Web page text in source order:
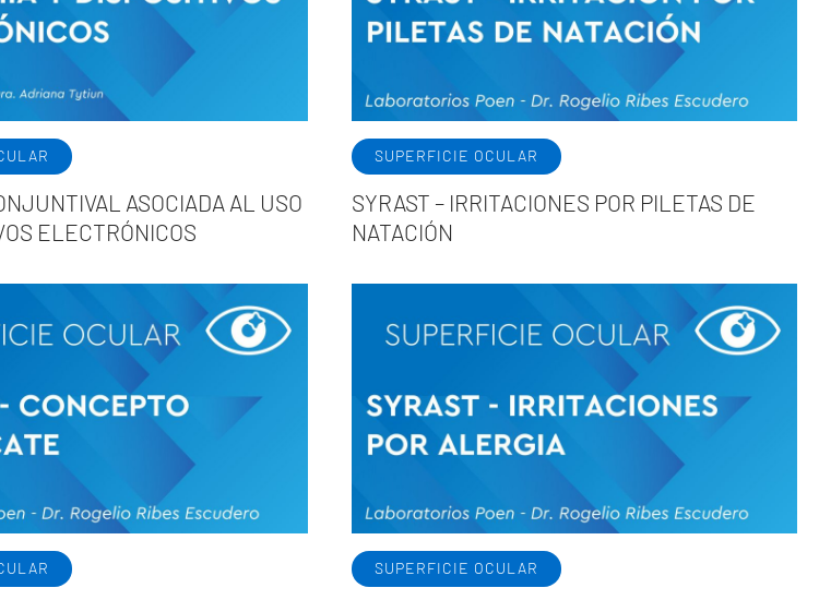
ASOCIADA AL USO
ELECTRÓNICOS
SUPERFICIE OCULAR
SYRAST – IRRITACIONES POR PILETAS DE
NATACIÓN
SUPERFICIE OCULAR